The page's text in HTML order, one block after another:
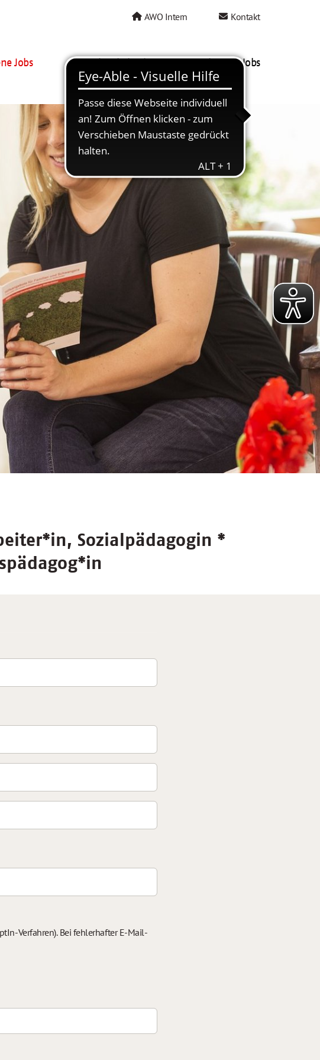
AWO Intern Kontakt
Jobs AWO als Arbeitgeber Mein AWO Jobs
Sozialpädagogin *
Verfahren). Bei fehlerhafter E-Mail-